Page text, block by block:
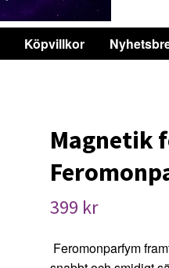
Köpvillkor
Magnetik
399 kr
Feromonparfym